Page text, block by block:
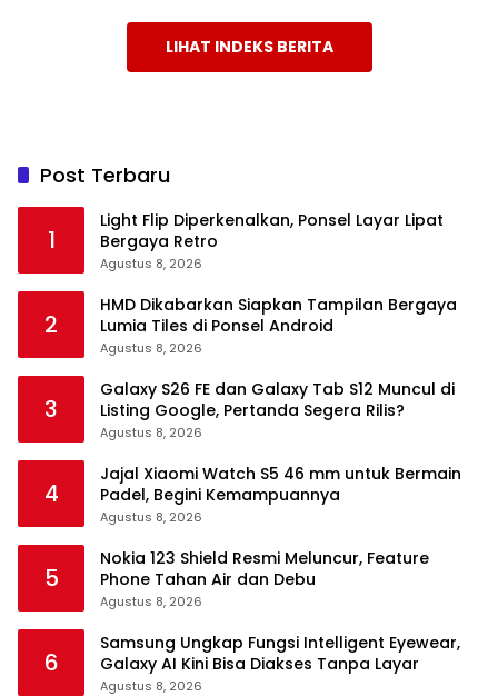
LIHAT INDEKS BERITA
Post Terbaru
1
Light Flip Diperkenalkan, Ponsel Layar Lipat
Bergaya Retro
Agustus 8, 2026
2
HMD Dikabarkan Siapkan Tampilan Bergaya
Lumia Tiles di Ponsel Android
Agustus 8, 2026
3
Galaxy S26 FE dan Galaxy Tab S12 Muncul di
Listing Google, Pertanda Segera Rilis?
Agustus 8, 2026
4
Jajal Xiaomi Watch S5 46 mm untuk Bermain
Padel, Begini Kemampuannya
Agustus 8, 2026
5
Nokia 123 Shield Resmi Meluncur, Feature
Phone Tahan Air dan Debu
Agustus 8, 2026
6
Samsung Ungkap Fungsi Intelligent Eyewear,
Galaxy AI Kini Bisa Diakses Tanpa Layar
Agustus 8, 2026